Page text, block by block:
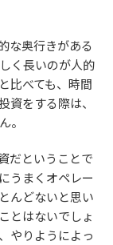
な奥行きがある
く長いのが人的
比べても、時間
資をする際は、
。
だということで
うまくオペレー
んどないと思い
とはないでしょ
やりようによっ